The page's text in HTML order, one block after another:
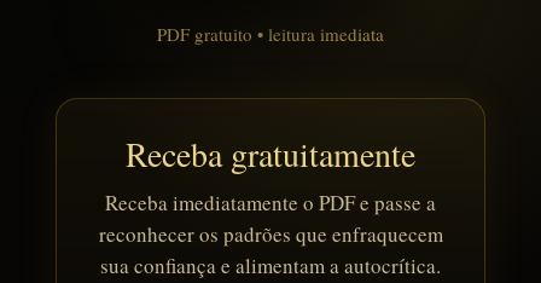
PDF gratuito • leitura imediata
Receba gratuitamente
Receba imediatamente o PDF e passe a
reconhecer os padrões que enfraquecem
sua confiança e alimentam a autocrítica.